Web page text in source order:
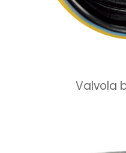
Valvola